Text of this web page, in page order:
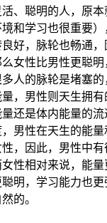
、聪明的人，原
和学习也很重要）
好，脉轮也畅通
女性比男性更聪
人的脉轮是堵塞
，男性则天生拥有
还是体内能量的
男性在天生的能
性，因此，男性中
性相对来说，能
明，学习能力也
的。